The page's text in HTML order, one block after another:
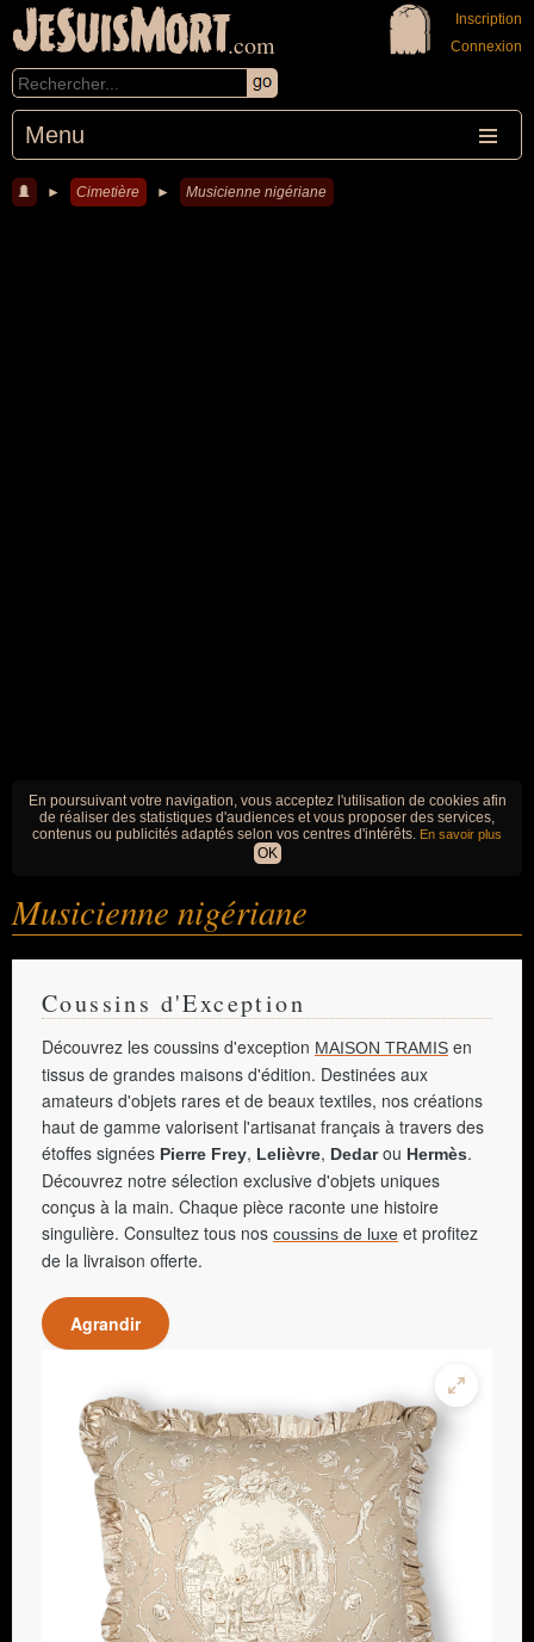
JeSuisMort.com
Menu
Inscription
Connexion
► Cimetière ► Musicienne nigériane
En poursuivant votre navigation, vous acceptez l'utilisation de cookies afin
de réaliser des statistiques d'audiences et vous proposer des services,
contenus ou publicités adaptés selon vos centres d'intérêts. En savoir plus
OK
Musicienne nigériane
Coussins d'Exception
Découvrez les coussins d'exception MAISON TRAMIS en
tissus de grandes maisons d'édition. Destinées aux
amateurs d'objets rares et de beaux textiles, nos créations
haut de gamme valorisent l'artisanat français à travers des
étoffes signées Pierre Frey, Lelièvre, Dedarou Hermès.
Découvrez notre sélection exclusive d'objets uniques
conçus à la main. Chaque pièce raconte une histoire
singulière. Consultez tous nos coussins de luxe et profitez
de la livraison offerte.
Agrandir